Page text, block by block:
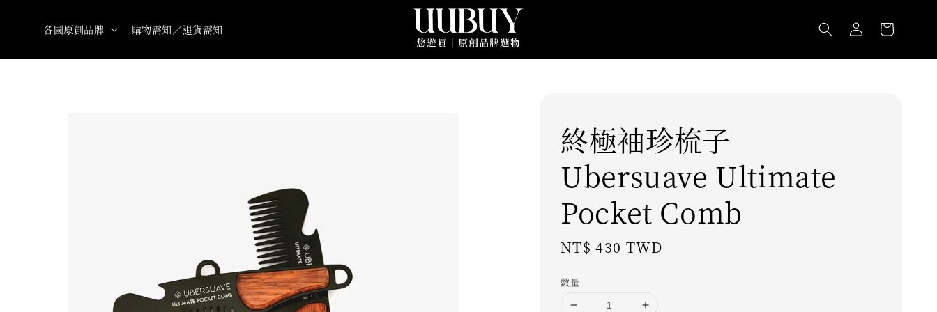
各國原創品牌 購物需知／退貨需知
終極袖珍梳子
Ubersuave Ultimate
Pocket Comb
Regular
NT$ 430 TWD
數量